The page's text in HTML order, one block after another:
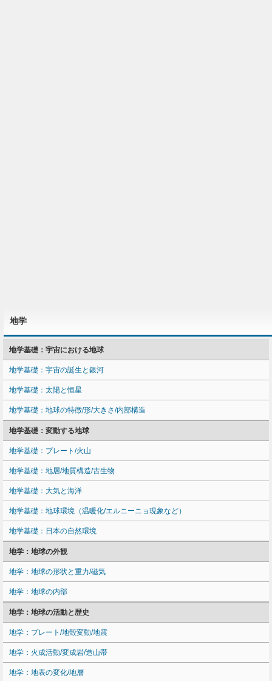
地学
地学基礎：宇宙における地球
地学基礎：宇宙の誕生と銀河
地学基礎：太陽と恒星
地学基礎：地球の特徴/形/大きさ/内部構造
地学基礎：変動する地球
地学基礎：プレート/火山
地学基礎：地層/地質構造/古生物
地学基礎：大気と海洋
地学基礎：地球環境（温暖化/エルニーニョ現象など）
地学基礎：日本の自然環境
地学：地球の外観
地学：地球の形状と重力/磁気
地学：地球の内部
地学：地球の活動と歴史
地学：プレート/地殻変動/地震
地学：火成活動/変成岩/造山帯
地学：地表の変化/地層